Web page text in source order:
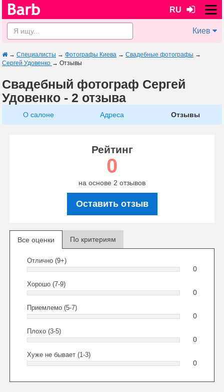
RU
Киев
→ Специалисты → Фотографы Киева → Свадебные фотографы →
Сергей Удовенко → Отзывы
Свадебный фотограф Сергей
Удовенко - 2 отзыва
О салоне Адреса Отзывы
Рейтинг
0
на основе 2 отзывов
Оставить отзыв
Все оценки По критериям
Отлично (9+)
0
Хорошо (7-9)
0
Приемлемо (5-7)
0
Плохо (3-5)
0
Хуже не бывает (1-3)
0